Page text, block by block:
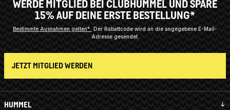
HUMMEL
WERDE MITGLIED BEI CLUBHUMMEL UND SPARE
15% AUF DEINE ERSTE BESTELLUNG*
Bestimmte Ausnahmen gelten* Der Rabattcode wird an die angegebene E-Mail-
Adresse gesendet.
JETZT MITGLIED WERDEN